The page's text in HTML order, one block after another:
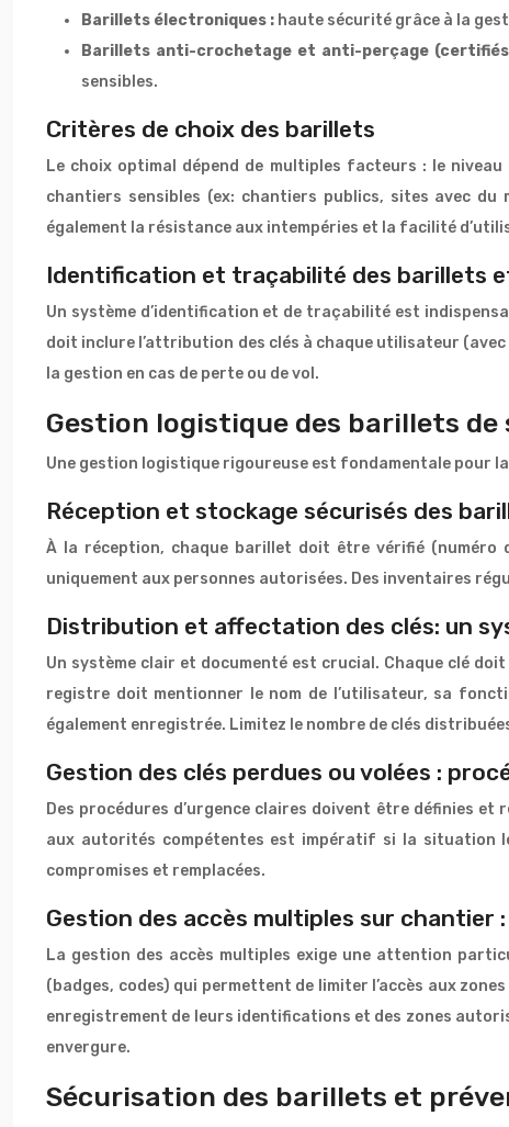
Barillets électroniques : haute sécurité grâce à la
Barillets anti-crochetage et anti-perçage (certifiés
sensibles.
Critères de choix des barillets
Le choix optimal dépend de multiples facteurs : le
chantiers sensibles (ex: chantiers publics, sites avec
également la résistance aux intempéries et la facilité
Identification et traçabilité des barillets
Un système d’identification et de traçabilité est
doit inclure l’attribution des clés à chaque utilisateur
la gestion en cas de perte ou de vol.
Gestion logistique des barillets
Une gestion logistique rigoureuse est fondamentale pour
Réception et stockage sécurisés des
À la réception, chaque barillet doit être vérifié
uniquement aux personnes autorisées. Des inventaires
Distribution et affectation des clés: un
Un système clair et documenté est crucial. Chaque clé
registre doit mentionner le nom de l’utilisateur, sa
également enregistrée. Limitez le nombre de clés
Gestion des clés perdues ou volées :
Des procédures d’urgence claires doivent être définies
aux autorités compétentes est impératif si la situation
compromises et remplacées.
Gestion des accès multiples sur
La gestion des accès multiples exige une attention
(badges, codes) qui permettent de limiter l’accès aux
enregistrement de leurs identifications et des zones
envergure.
Sécurisation des barillets et